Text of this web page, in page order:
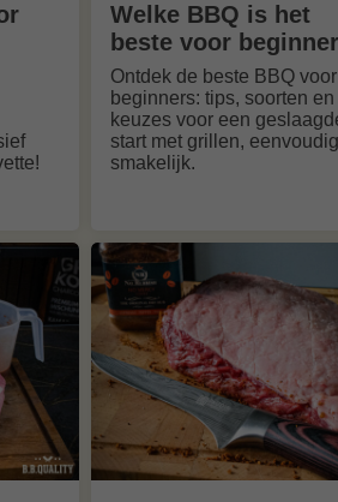
Welke BBQ is het
beste voor
Ontdek de beste BBQ voor
beginners: tips, soorten en
keuzes voor een
start met grillen,
smakelijk.